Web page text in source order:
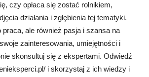
czy opłaca się zostać rolnikiem,
działania i zgłębienia tej tematyki.
praca, ale również pasja i szansa na
zainteresowania, umiejętności i
skonsultuj się z ekspertami. Odwiedź
i skorzystaj z ich wiedzy i